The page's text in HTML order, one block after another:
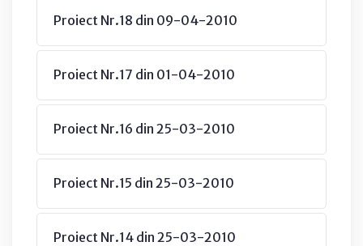
Proiect Nr.18 din 09-04-2010
Proiect Nr.17 din 01-04-2010
Proiect Nr.16 din 25-03-2010
Proiect Nr.15 din 25-03-2010
Proiect Nr.14 din 25-03-2010